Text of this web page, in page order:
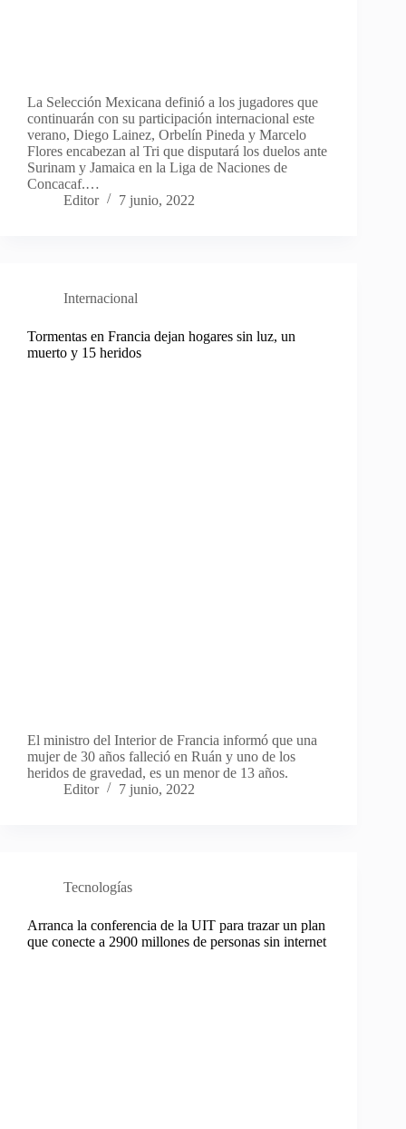
La Selección Mexicana definió a los jugadores que
continuarán con su participación internacional este
verano, Diego Lainez, Orbelín Pineda y Marcelo
Flores encabezan al Tri que disputará los duelos ante
Surinam y Jamaica en la Liga de Naciones de
Concacaf.…
Editor
7 junio, 2022
Internacional
Tormentas en Francia dejan hogares sin luz, un
muerto y 15 heridos
El ministro del Interior de Francia informó que una
mujer de 30 años falleció en Ruán y uno de los
heridos de gravedad, es un menor de 13 años.
Editor
7 junio, 2022
Tecnologías
Arranca la conferencia de la UIT para trazar un plan
que conecte a 2900 millones de personas sin internet